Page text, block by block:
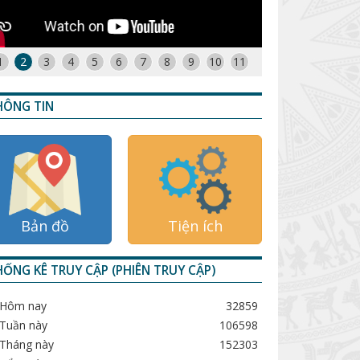
2 3 4 5 6 7 8 9 10 11
TIN
Bản đồ Tiện ích
KÊ TRUY CẬP (PHIÊN TRUY CẬP)
nay
này
này
32859
106598
152303